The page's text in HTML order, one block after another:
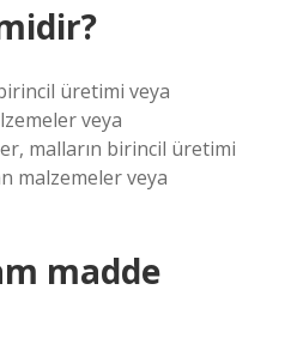
üretimi veya
veya
malların birincil üretimi
malzemeler veya
madde